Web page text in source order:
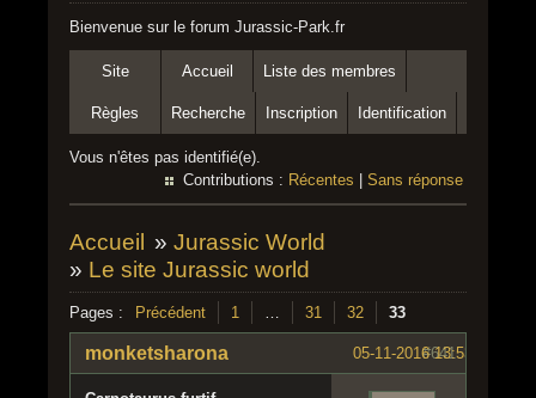
Bienvenue sur le forum Jurassic-Park.fr
Site Accueil Liste des membres
Règles Recherche Inscription Identification
Vous n'êtes pas identifié(e).
Contributions : Récentes Sans réponse
Accueil » Jurassic World
» Le site Jurassic world
Pages : Précédent 1 … 31 32 33
#641
05-11-2016 13:53:15
monketsharona